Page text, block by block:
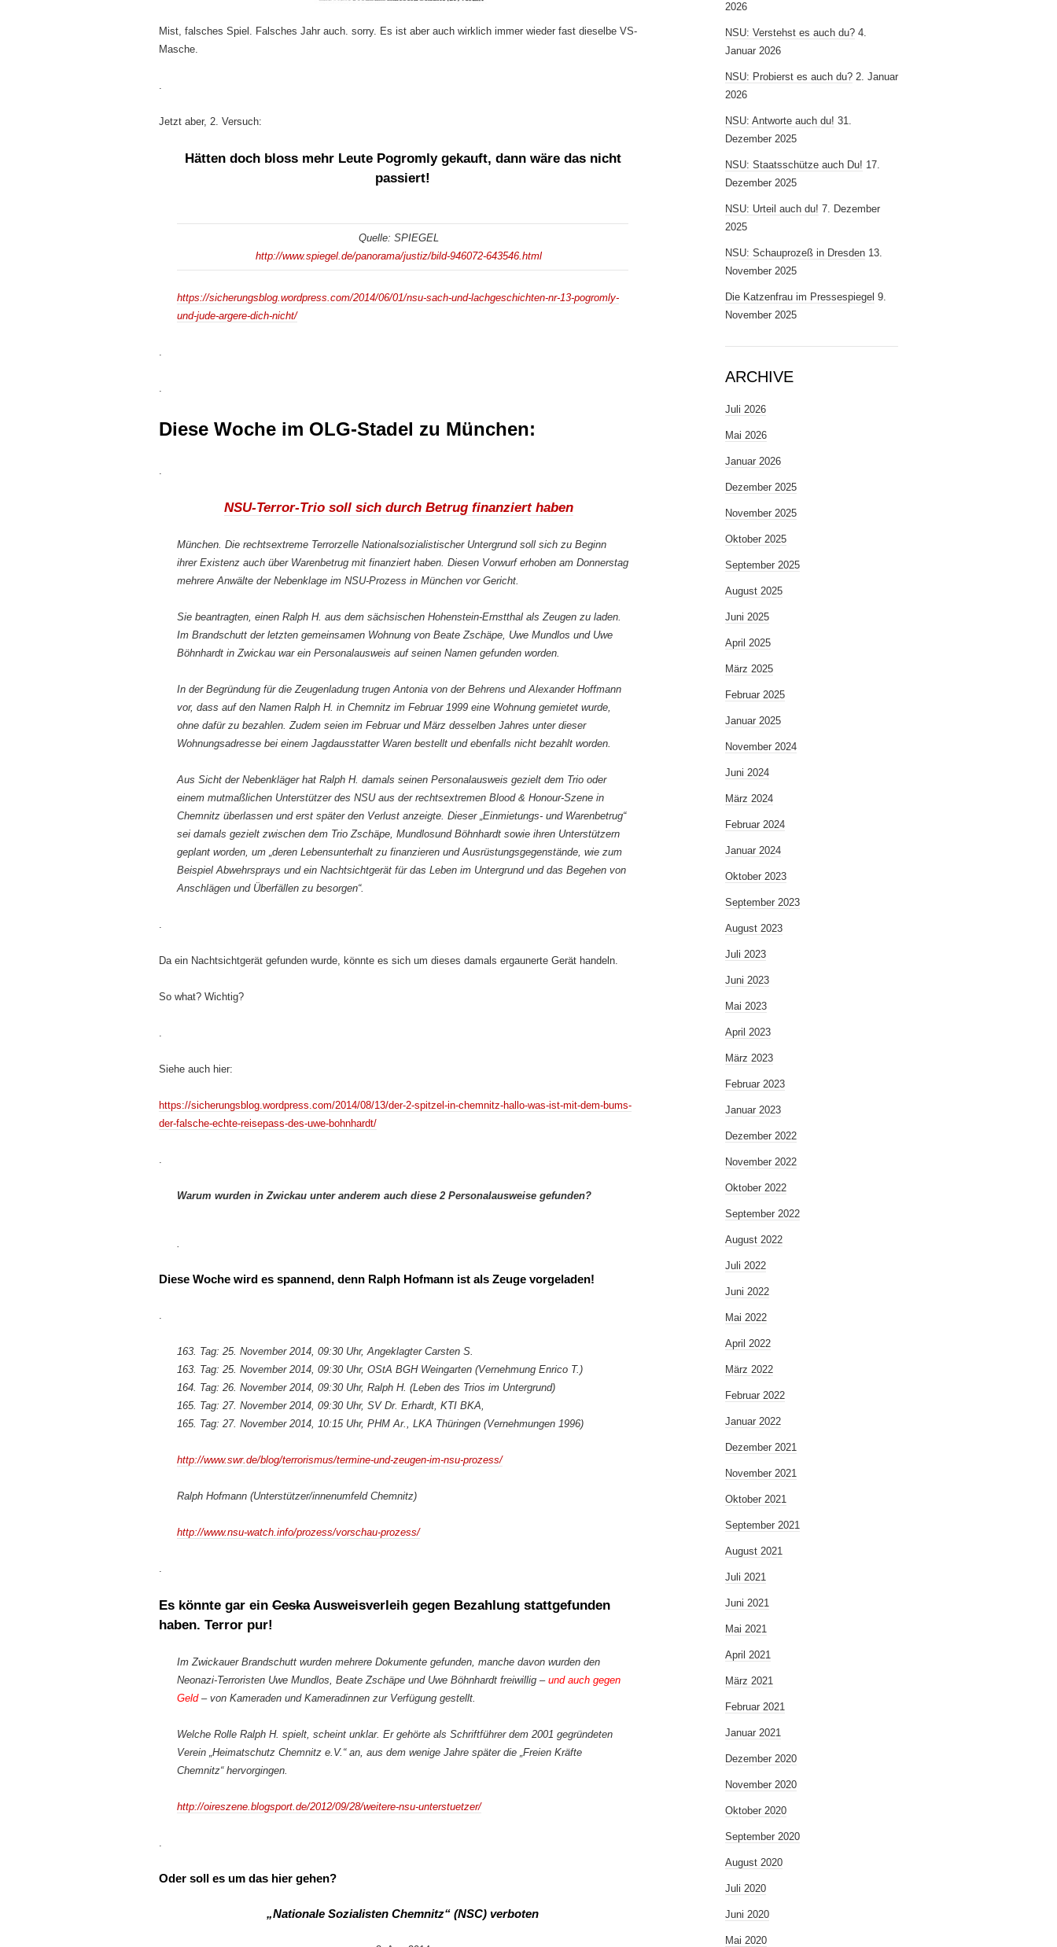
Mist, falsches Spiel. Falsches Jahr auch. sorry. Es ist aber auch wirklich immer wieder fast dieselbe VS-
Masche.
Jetzt aber, 2. Versuch:
Hätten doch bloss mehr Leute Pogromly gekauft, dann wäre das nicht
passiert!
Quelle: SPIEGEL
http://www.spiegel.de/panorama/justiz/bild-946072-643546.html
https://sicherungsblog.wordpress.com/2014/06/01/nsu-sach-und-lachgeschichten-nr-13-pogromly-
und-jude-argere-dich-nicht/
Diese Woche im OLG-Stadel zu München:
NSU-Terror-Trio soll sich durch Betrug finanziert haben
München. Die rechtsextreme Terrorzelle Nationalsozialistischer Untergrund soll sich zu Beginn
ihrer Existenz auch über Warenbetrug mit finanziert haben. Diesen Vorwurf erhoben am Donnerstag
mehrere Anwälte der Nebenklage im NSU-Prozess in München vor Gericht.
Sie beantragten, einen Ralph H. aus dem sächsischen Hohenstein-Ernstthal als Zeugen zu laden.
Im Brandschutt der letzten gemeinsamen Wohnung von Beate Zschäpe, Uwe Mundlos und Uwe
Böhnhardt in Zwickau war ein Personalausweis auf seinen Namen gefunden worden.
In der Begründung für die Zeugenladung trugen Antonia von der Behrens und Alexander Hoffmann
vor, dass auf den Namen Ralph H. in Chemnitz im Februar 1999 eine Wohnung gemietet wurde,
ohne dafür zu bezahlen. Zudem seien im Februar und März desselben Jahres unter dieser
Wohnungsadresse bei einem Jagdausstatter Waren bestellt und ebenfalls nicht bezahlt worden.
Aus Sicht der Nebenkläger hat Ralph H. damals seinen Personalausweis gezielt dem Trio oder
einem mutmaßlichen Unterstützer des NSU aus der rechtsextremen Blood & Honour-Szene in
Chemnitz überlassen und erst später den Verlust anzeigte. Dieser „Einmietungs- und Warenbetrug“
sei damals gezielt zwischen dem Trio Zschäpe, Mundlosund Böhnhardt sowie ihren Unterstützern
geplant worden, um „deren Lebensunterhalt zu finanzieren und Ausrüstungsgegenstände, wie zum
Beispiel Abwehrsprays und ein Nachtsichtgerät für das Leben im Untergrund und das Begehen von
Anschlägen und Überfällen zu besorgen“.
Da ein Nachtsichtgerät gefunden wurde, könnte es sich um dieses damals ergaunerte Gerät handeln.
So what? Wichtig?
Siehe auch hier:
https://sicherungsblog.wordpress.com/2014/08/13/der-2-spitzel-in-chemnitz-hallo-was-ist-mit-dem-bums-
der-falsche-echte-reisepass-des-uwe-bohnhardt/
Warum wurden in Zwickau unter anderem auch diese 2 Personalausweise gefunden?
Diese Woche wird es spannend, denn Ralph Hofmann ist als Zeuge vorgeladen!
163. Tag: 25. November 2014, 09:30 Uhr, Angeklagter Carsten S.
163. Tag: 25. November 2014, 09:30 Uhr, OStA BGH Weingarten (Vernehmung Enrico T.)
164. Tag: 26. November 2014, 09:30 Uhr, Ralph H. (Leben des Trios im Untergrund)
165. Tag: 27. November 2014, 09:30 Uhr, SV Dr. Erhardt, KTI BKA,
165. Tag: 27. November 2014, 10:15 Uhr, PHM Ar., LKA Thüringen (Vernehmungen 1996)
http://www.swr.de/blog/terrorismus/termine-und-zeugen-im-nsu-prozess/
Ralph Hofmann (Unterstützer/innenumfeld Chemnitz)
http://www.nsu-watch.info/prozess/vorschau-prozess/
Es könnte gar ein CeskaAusweisverleih gegen Bezahlung stattgefunden
haben. Terror pur!
Im Zwickauer Brandschutt wurden mehrere Dokumente gefunden, manche davon wurden den
Neonazi-Terroristen Uwe Mundlos, Beate Zschäpe und Uwe Böhnhardt freiwillig –und auch gegen
Geld– von Kameraden und Kameradinnen zur Verfügung gestellt.
Welche Rolle Ralph H. spielt, scheint unklar. Er gehörte als Schriftführer dem 2001 gegründeten
Verein „Heimatschutz Chemnitz e.V.“ an, aus dem wenige Jahre später die „Freien Kräfte
Chemnitz“ hervorgingen.
http://oireszene.blogsport.de/2012/09/28/weitere-nsu-unterstuetzer/
Oder soll es um das hier gehen?
„Nationale Sozialisten Chemnitz“ (NSC) verboten
2026
NSU: Verstehst es auch du? 4.
Januar 2026
NSU: Probierst es auch du? 2. Januar
2026
NSU: Antworte auch du! 31.
Dezember 2025
NSU: Staatsschütze auch Du! 17.
Dezember 2025
NSU: Urteil auch du! 7. Dezember
2025
NSU: Schauprozeß in Dresden 13.
November 2025
Die Katzenfrau im Pressespiegel 9.
November 2025
ARCHIVE
Juli 2026
Mai 2026
Januar 2026
Dezember 2025
November 2025
Oktober 2025
September 2025
August 2025
Juni 2025
April 2025
März 2025
Februar 2025
Januar 2025
November 2024
Juni 2024
März 2024
Februar 2024
Januar 2024
Oktober 2023
September 2023
August 2023
Juli 2023
Juni 2023
Mai 2023
April 2023
März 2023
Februar 2023
Januar 2023
Dezember 2022
November 2022
Oktober 2022
September 2022
August 2022
Juli 2022
Juni 2022
Mai 2022
April 2022
März 2022
Februar 2022
Januar 2022
Dezember 2021
November 2021
Oktober 2021
September 2021
August 2021
Juli 2021
Juni 2021
Mai 2021
April 2021
März 2021
Februar 2021
Januar 2021
Dezember 2020
November 2020
Oktober 2020
September 2020
August 2020
Juli 2020
Juni 2020
Mai 2020